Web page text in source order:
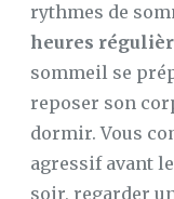
rythmes de
heures
sommeil se
reposer son
dormir. Vous
agressif avant
soir, regarder